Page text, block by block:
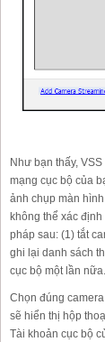
Như bạn thấy,
mạng cục bộ của
ảnh chụp màn
không thể xác
pháp sau: (1) tắt
ghi lại danh sách
cục bộ một lần
Chọn đúng
sẽ hiển thị hộp
Tài khoản cục bộ